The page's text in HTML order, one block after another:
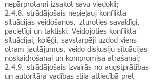
nepārprotami izsakot savu viedokli;
2.4.8. strādājošais nepieļauj konflikta
situācijas veidošanos, izturoties savaldīgi,
pacietīgi un taktiski. Veidojoties konflikta
situācijai, kolēģi, savstarpēji uzdod viens
otram jautājumus, veido diskusiju situācijas
noskaidrošanai un kompromisa atrašanai;
2.4.9. strādājošais izvairās no augstprātības
un autoritāra vadības stila attiecībā pret